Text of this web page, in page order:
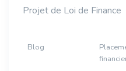
Projet de Loi de Finance
Blog